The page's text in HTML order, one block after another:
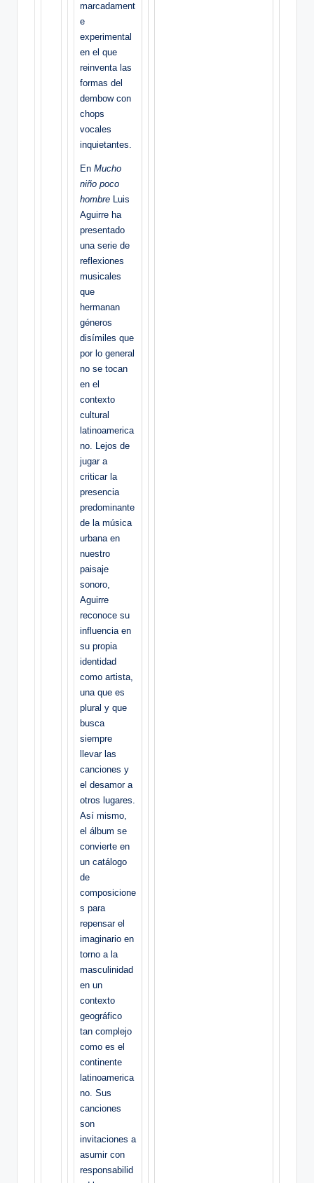
marcadament
e
experimental
en el que
reinventa las
formas del
dembow con
chops
vocales
inquietantes.
En Mucho
niño poco
hombre Luis
Aguirre ha
presentado
una serie de
reflexiones
musicales
que
hermanan
géneros
disímiles que
por lo general
no se tocan
en el
contexto
cultural
latinoamerica
no. Lejos de
jugar a
criticar la
presencia
predominante
de la música
urbana en
nuestro
paisaje
sonoro,
Aguirre
reconoce su
influencia en
su propia
identidad
como artista,
una que es
plural y que
busca
siempre
llevar las
canciones y
el desamor a
otros lugares.
Así mismo,
el álbum se
convierte en
un catálogo
de
composicione
s para
repensar el
imaginario en
torno a la
masculinidad
en un
contexto
geográfico
tan complejo
como es el
continente
latinoamerica
no. Sus
canciones
son
invitaciones a
asumir con
responsabilid